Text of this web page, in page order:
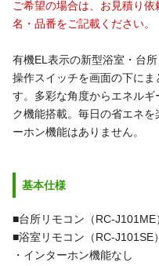
ご希望の場合は、お見積り
名・品番をご記載ください。
有機EL表示の新型浴室・台所
操作スイッチを画面の下に
す。 多彩な角度からエネル
ク機能搭載。毎日の省エネを
ーホン機能はありません。
基本仕様
■台所リモコン（RC-J101ME
■浴室リモコン（RC-J101SE）
・インターホン機能なし